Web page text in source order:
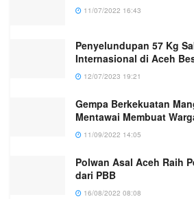
11/07/2022 16:43
Penyelundupan 57 Kg
Internasional di Aceh
12/07/2023 19:21
Gempa Berkekuatan
Mentawai Membuat
11/09/2022 14:05
Polwan Asal Aceh Raih
dari PBB
16/08/2022 08:08